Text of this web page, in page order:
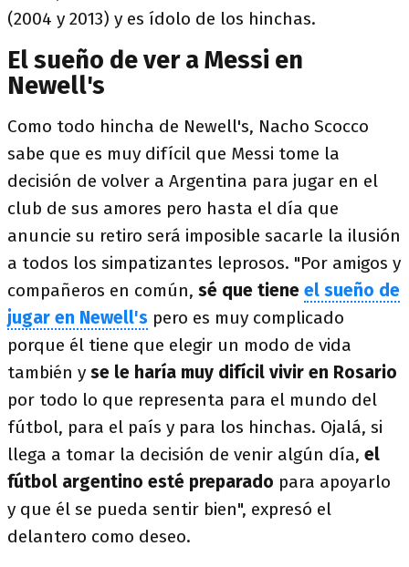
(2004 y 2013) y es ídolo de los hinchas.
El sueño de ver a Messi en
Newell's
Como todo hincha de Newell's, Nacho Scocco
sabe que es muy difícil que Messi tome la
decisión de volver a Argentina para jugar en el
club de sus amores pero hasta el día que
anuncie su retiro será imposible sacarle la ilusión
a todos los simpatizantes leprosos. "Por amigos y
compañeros en común, sé que tiene el sueño de
jugar en Newell's pero es muy complicado
porque él tiene que elegir un modo de vida
también y se le haría muy difícil vivir en Rosario
por todo lo que representa para el mundo del
fútbol, para el país y para los hinchas. Ojalá, si
llega a tomar la decisión de venir algún día, el
fútbol argentino esté preparado para apoyarlo
y que él se pueda sentir bien", expresó el
delantero como deseo.